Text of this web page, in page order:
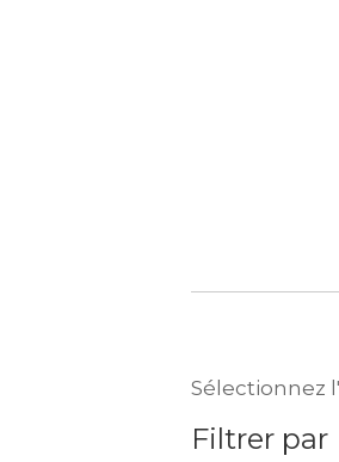
Sélectionnez
Filtrer par